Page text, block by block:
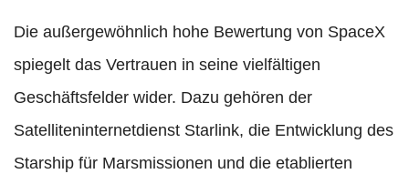
Die außergewöhnlich hohe Bewertung von SpaceX
spiegelt das Vertrauen in seine vielfältigen
Geschäftsfelder wider. Dazu gehören der
Satelliteninternetdienst Starlink, die Entwicklung des
Starship für Marsmissionen und die etablierten